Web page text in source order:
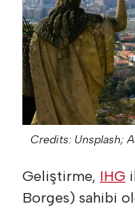
Credits: Unsplash;
Geliştirme, IHG
Borges) sahibi